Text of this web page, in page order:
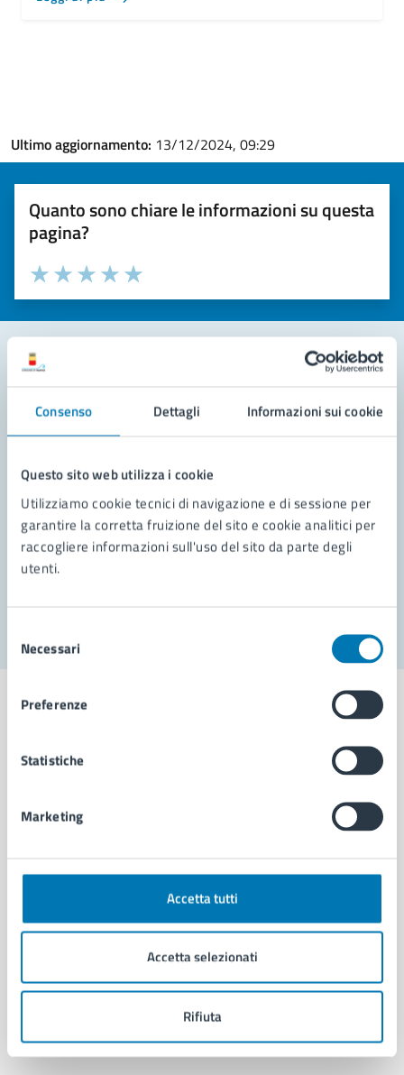
Consenso Dettagli Informazioni sui cookie
Questo sito web utilizza i cookie
Utilizziamo cookie tecnici di navigazione e di sessione per
garantire la corretta fruizione del sito e cookie analitici per
raccogliere informazioni sull'uso del sito da parte degli
utenti.
delNecessari
Preferenze
Statistiche
Marketing
Accetta tutti
Accetta selezionati
Rifiuta
Ultimo aggiornamento: 13/12/2024, 09:29
Quanto sono chiare le informazioni su questa
pagina?
Valuta la chiarezza delle informazioni (da 1 a 5 stelle)
Seleziona il numero di stelle per valutare la chiarezza delle
Valuta 5 stelle su 5
Valuta 4 stelle su 5
Valuta 3 stelle su 5
Valuta 2 stelle su 5
Valuta 1 stelle su 5
Leggi le domande frequenti
Richiedi assistenza
Prenota appuntamento
Problemi in città
Comune di Napoli
AMMINISTRAZIONE
Organi di governo
Enti e fondazioni
Personale amministrativo
Intranet, posta aziendale e protocollo